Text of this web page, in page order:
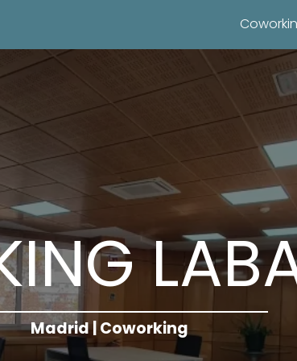
Madrid | Coworking